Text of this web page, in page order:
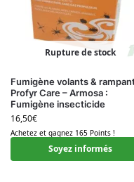
Rupture de stock
Fumigène volants &
Profyr Care – Armosa :
Fumigène insecticide
16,50€
Achetez et gagnez 165 Points !
Soyez informés